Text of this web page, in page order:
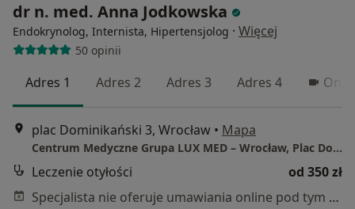
dr n. med. Anna Jodkowska
Endokrynolog, Internista, Hipertensjolog · Więcej
50 opinii
Adres 1 Adres 2 Adres 3 Adres 4
plac Dominikański 3, Wrocław • Mapa
Centrum Medyczne Grupa LUX MED – Wrocław, Plac Dominikański 3
Leczenie otyłości
od 350 zł
Specjalista nie oferuje umawiania online pod tym adresem.